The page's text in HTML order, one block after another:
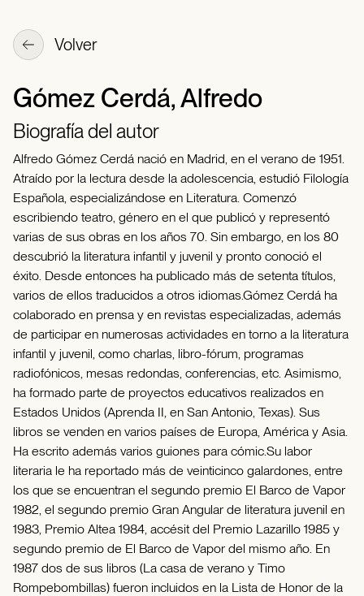
Volver
Gómez Cerdá, Alfredo
Biografía del autor
Alfredo Gómez Cerdá nació en Madrid, en el verano de 1951.
Atraído por la lectura desde la adolescencia, estudió Filología
Española, especializándose en Literatura. Comenzó
escribiendo teatro, género en el que publicó y representó
varias de sus obras en los años 70. Sin embargo, en los 80
descubrió la literatura infantil y juvenil y pronto conoció el
éxito. Desde entonces ha publicado más de setenta títulos,
varios de ellos traducidos a otros idiomas.Gómez Cerdá ha
colaborado en prensa y en revistas especializadas, además
de participar en numerosas actividades en torno a la literatura
infantil y juvenil, como charlas, libro-fórum, programas
radiofónicos, mesas redondas, conferencias, etc. Asimismo,
ha formado parte de proyectos educativos realizados en
Estados Unidos (Aprenda II, en San Antonio, Texas). Sus
libros se venden en varios países de Europa, América y Asia.
Ha escrito además varios guiones para cómic.Su labor
literaria le ha reportado más de veinticinco galardones, entre
los que se encuentran el segundo premio El Barco de Vapor
1982, el segundo premio Gran Angular de literatura juvenil en
1983, Premio Altea 1984, accésit del Premio Lazarillo 1985 y
segundo premio de El Barco de Vapor del mismo año. En
1987 dos de sus libros (La casa de verano y Timo
Rompebombillas) fueron incluidos en la Lista de Honor de la